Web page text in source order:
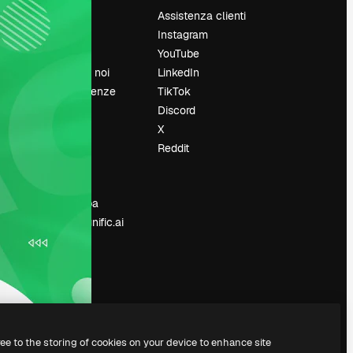
Prezzi
Chi siamo
Recensioni
Lavora con noi
Cerca tendenze
Sala stampa
Cerchi magnific.ai
Assistenza clienti
Instagram
YouTube
LinkedIn
TikTok
Discord
X
Reddit
to the storing of cookies on your device to enhance site